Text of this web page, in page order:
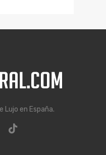
Lujo en España.